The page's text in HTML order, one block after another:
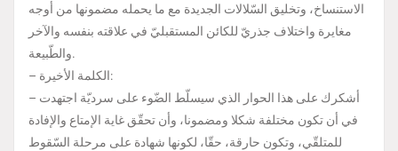
الاستنساخ، وتخليق السّلالات الجديدة مع ما يحمله مضمونها من أوجه
مغايرة واختلاف جذريّ للكائن المستقبليّ في علاقته بنفسه والآخر
والطّبيعة.
– الكلمة الأخيرة:
– أشكرك على هذا الحوار الذي سيسلّط الضّوء على سرديّة اجتهدت
في أن تكون مختلفة شكلا ومضمونا، وأن تحقّق غاية الإمتاع والإفادة
للمتلقّي، وتكون حارقة، حقّا، لكونها شهادة على مرحلة السّقوط